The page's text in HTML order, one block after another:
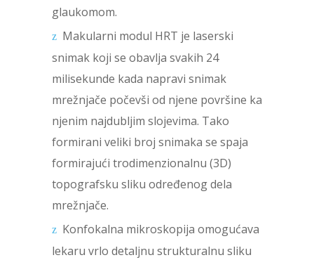
glaukomom.
Makularni modul HRT je laserski
snimak koji se obavlja svakih 24
milisekunde kada napravi snimak
mrežnjače počevši od njene površine ka
njenim najdubljim slojevima. Tako
formirani veliki broj snimaka se spaja
formirajući trodimenzionalnu (3D)
topografsku sliku određenog dela
mrežnjače.
Konfokalna mikroskopija omogućava
lekaru vrlo detaljnu strukturalnu sliku